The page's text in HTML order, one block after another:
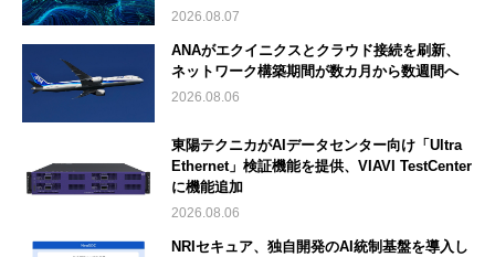
2026.08.07
ANAがエクイニクスとクラウド接続を刷新、
ネットワーク構築期間が数カ月から数週間へ
2026.08.06
東陽テクニカがAIデータセンター向け「Ultra
Ethernet」検証機能を提供、VIAVI TestCenter
に機能追加
2026.08.06
NRIセキュア、独自開発のAI統制基盤を導入し